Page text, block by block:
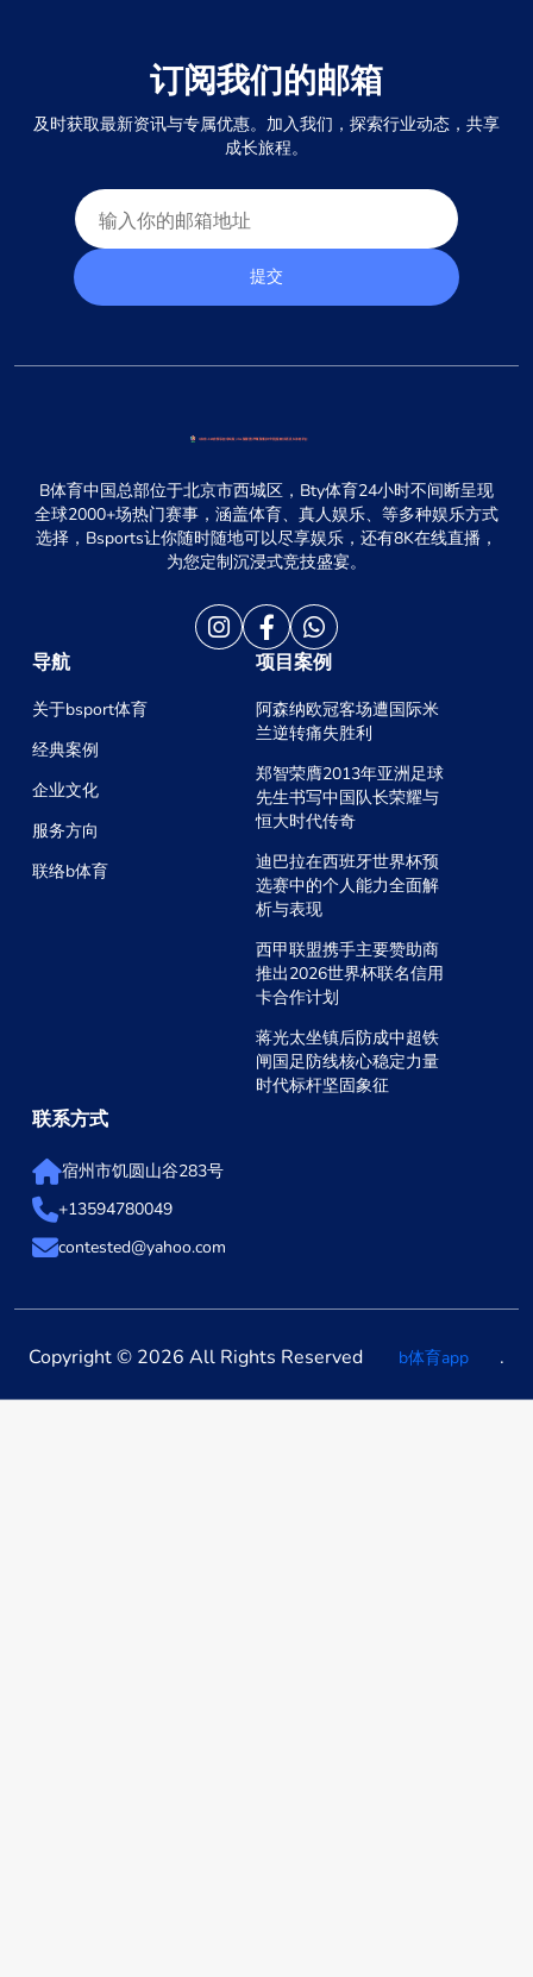
订阅我们的邮箱
及时获取最新资讯与专属优惠。加入我们，探索行业动态，共享
成长旅程。
提交
B体育中国总部位于北京市西城区，Bty体育24小时不间断呈现
全球2000+场热门赛事，涵盖体育、真人娱乐、等多种娱乐方式
选择，Bsports让你随时随地可以尽享娱乐，还有8K在线直播，
为您定制沉浸式竞技盛宴。
导航
关于bsport体育
经典案例
企业文化
服务方向
联络b体育
项目案例
阿森纳欧冠客场遭国际米
兰逆转痛失胜利
郑智荣膺2013年亚洲足球
先生书写中国队长荣耀与
恒大时代传奇
迪巴拉在西班牙世界杯预
选赛中的个人能力全面解
析与表现
西甲联盟携手主要赞助商
推出2026世界杯联名信用
卡合作计划
蒋光太坐镇后防成中超铁
闸国足防线核心稳定力量
时代标杆坚固象征
联系方式
宿州市饥圆山谷283号
+13594780049
contested@yahoo.com
Copyright © 2026 All Rights Reserved b体育app .